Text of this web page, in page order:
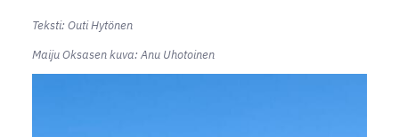
Teksti: Outi Hytönen
Maiju Oksasen kuva: Anu Uhotoinen